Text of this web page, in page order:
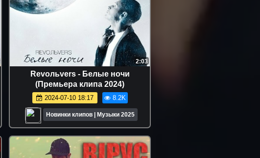
2:03
Revoльvers - Белые ночи
(Премьера клипа 2024)
2024-07-10 18:17 8.2K
Новинки клипов | Музыки 2025